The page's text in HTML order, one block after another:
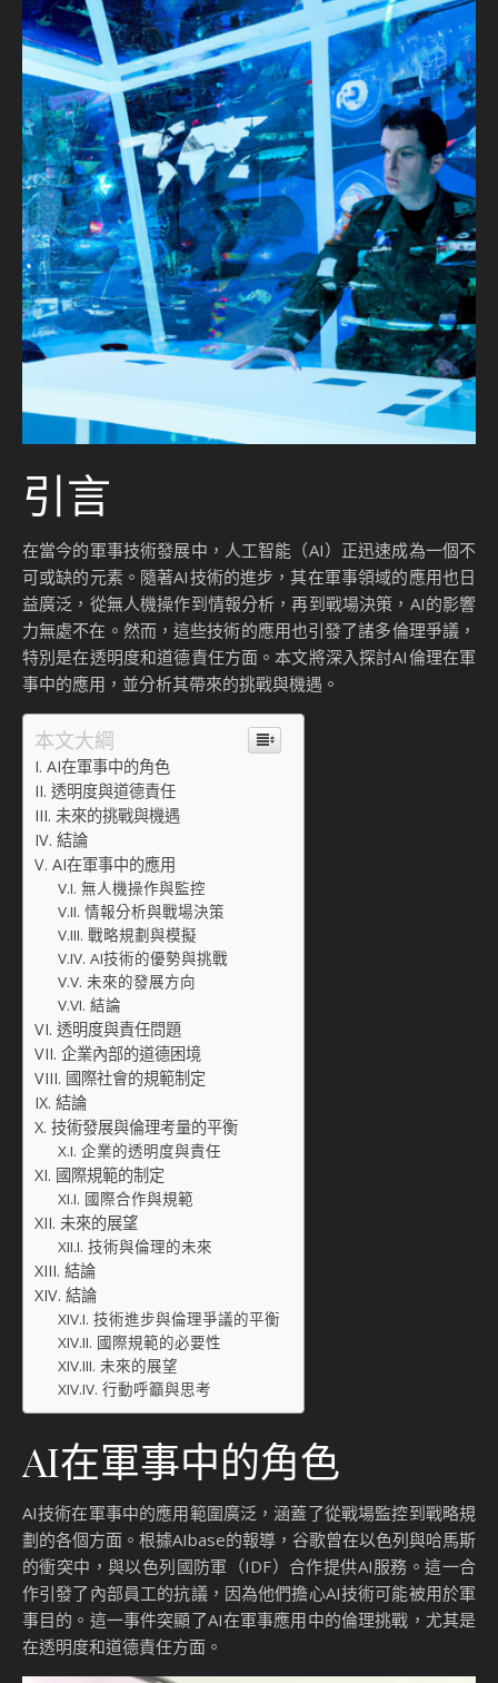
引言
在當今的軍事技術發展中，人工智能（AI）正迅速成為一個不
可或缺的元素。隨著AI技術的進步，其在軍事領域的應用也日
益廣泛，從無人機操作到情報分析，再到戰場決策，AI的影響
力無處不在。然而，這些技術的應用也引發了諸多倫理爭議，
特別是在透明度和道德責任方面。本文將深入探討AI倫理在軍
事中的應用，並分析其帶來的挑戰與機遇。
本文大綱
AI在軍事中的角色
透明度與道德責任
未來的挑戰與機遇
結論
AI在軍事中的應用
無人機操作與監控
情報分析與戰場決策
戰略規劃與模擬
AI技術的優勢與挑戰
未來的發展方向
結論
透明度與責任問題
企業內部的道德困境
國際社會的規範制定
結論
技術發展與倫理考量的平衡
企業的透明度與責任
國際規範的制定
國際合作與規範
未來的展望
技術與倫理的未來
結論
結論
技術進步與倫理爭議的平衡
國際規範的必要性
未來的展望
行動呼籲與思考
AI在軍事中的角色
AI技術在軍事中的應用範圍廣泛，涵蓋了從戰場監控到戰略規
劃的各個方面。根據AIbase的報導，谷歌曾在以色列與哈馬斯
的衝突中，與以色列國防軍（IDF）合作提供AI服務。這一合
作引發了內部員工的抗議，因為他們擔心AI技術可能被用於軍
事目的。這一事件突顯了AI在軍事應用中的倫理挑戰，尤其是
在透明度和道德責任方面。